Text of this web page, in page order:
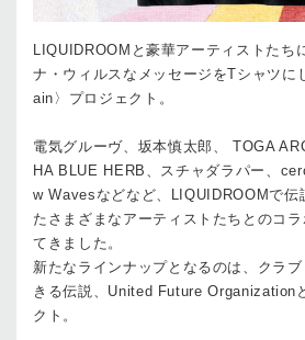
LIQUIDROOMと豪華アーティストたち
ナ・ウィルスなメッセージをTシャツ
ain〉プロジェクト。
電気グルーヴ、坂本慎太郎、 TOGA
HA BLUE HERB、スチャダラパー、
w Wavesなどなど、LIQUIDROOMで伝
たさまざまなアーティストたちとのコ
てきました。
新たなラインナップとなるのは、クラ
きる伝説、United Future Organization
クト。